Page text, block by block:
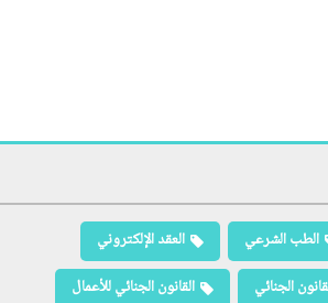
الطب الشرعي
العقد الإلكتروني
الجنائي
القانون الجنائي للأعمال